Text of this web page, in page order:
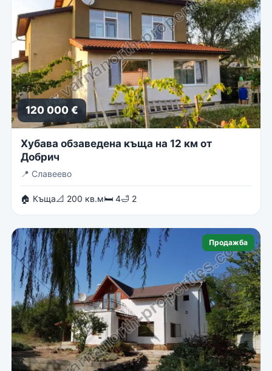
120 000 €
Хубава обзаведена къща на 12 км от
Добрич
📍 Славеево
🏠 Къща📐 200 кв.м🛏 4🛁 2
Продажба